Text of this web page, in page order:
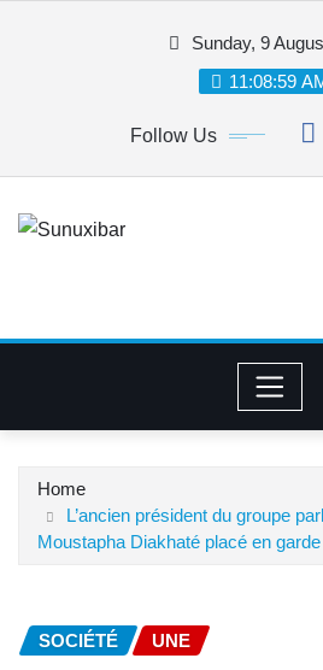
Sunday, 9
11:08:59
Follow Us
Home
L’ancien président du groupe
Moustapha Diakhaté placé en
SOCIÉTÉ UNE